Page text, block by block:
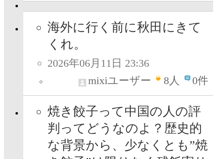
海外に行く前に秋田にきて
くれ。
2026年06月11日 23:36
mixiユーザー
8人 0件
焼き餃子って中国の人の評
判ってどうなのよ？歴史的
な背景から、少なくとも”焼